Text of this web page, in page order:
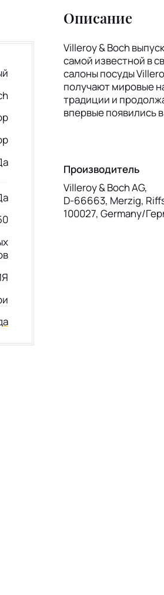
Описание
Villeroy & Boch
самой известной в
салоны посуды
получают мировые
традиции и
впервые появились
Производитель
Villeroy & Boch AG,
D-66663, Merzig,
100027, Germany/